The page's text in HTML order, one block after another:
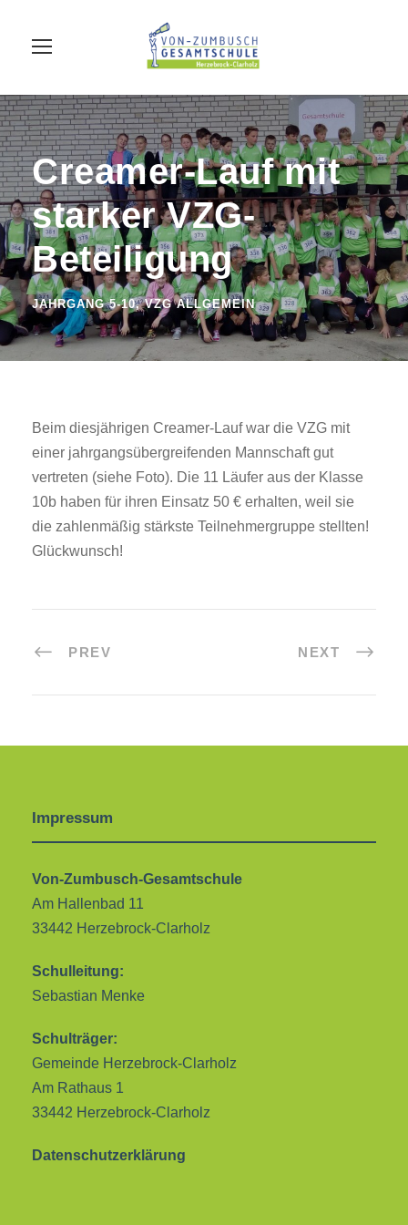
Creamer-Lauf mit
starker VZG-
Beteiligung
JAHRGANG 5-10, VZG ALLGEMEIN
Beim diesjährigen Creamer-Lauf war die VZG mit
einer jahrgangsübergreifenden Mannschaft gut
vertreten (siehe Foto). Die 11 Läufer aus der Klasse
10b haben für ihren Einsatz 50 € erhalten, weil sie
die zahlenmäßig stärkste Teilnehmergruppe stellten!
Glückwunsch!
PREV NEXT
Impressum
Von-Zumbusch-Gesamtschule
Am Hallenbad 11
33442 Herzebrock-Clarholz
Schulleitung:
Sebastian Menke
Schulträger:
Gemeinde Herzebrock-Clarholz
Am Rathaus 1
33442 Herzebrock-Clarholz
Datenschutzerklärung